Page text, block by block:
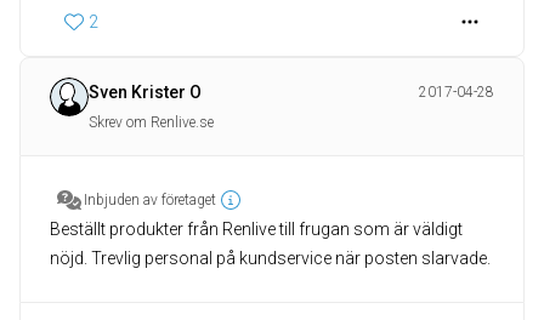
2
Sven Krister O
2017-04-28
Skrev om Renlive.se
Inbjuden av företaget
Beställt produkter från Renlive till frugan som är väldigt
nöjd. Trevlig personal på kundservice när posten slarvade.